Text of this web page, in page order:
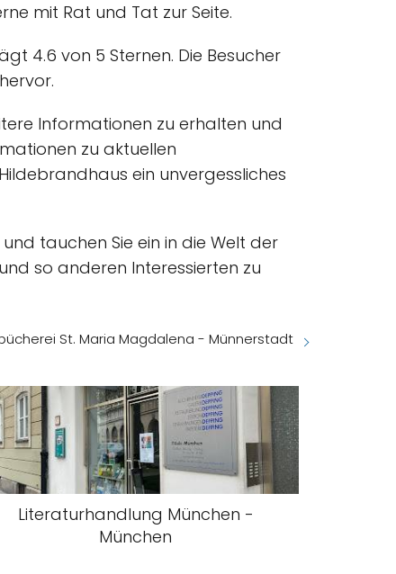
mit Rat und Tat zur Seite.
4.6 von 5 Sternen. Die Besucher
Informationen zu erhalten und
zu aktuellen
ein unvergessliches
tauchen Sie ein in die Welt der
so anderen Interessierten zu
St. Maria Magdalena - Münnerstadt
Literaturhandlung München -
München